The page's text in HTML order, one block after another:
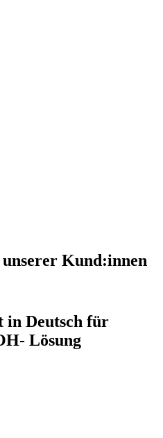
Kund:innen
in Deutsch für
Lösung